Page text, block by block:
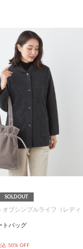
SOLDOUT
オブシンプルライフ（レディ
トバッグ
込 50% OFF